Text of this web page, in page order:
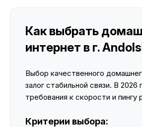
Как выбрать
интернет в г.
Выбор качественного
залог стабильной связи. В 2026
требования к скорости и пингу
Критерии выбора: